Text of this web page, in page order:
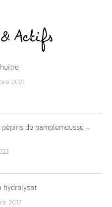
Actifs
2021
pépins de pamplemousse –
hydrolysat
2017